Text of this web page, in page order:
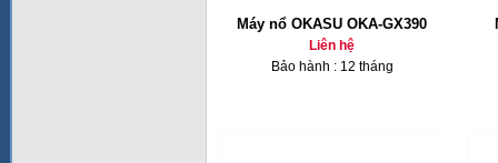
Máy nổ OKASU OKA-GX390
Liên hệ
Bảo hành : 12 tháng